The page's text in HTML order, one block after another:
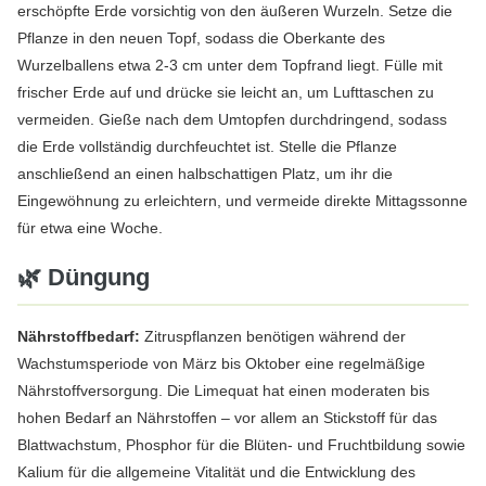
erschöpfte Erde vorsichtig von den äußeren Wurzeln. Setze die
Pflanze in den neuen Topf, sodass die Oberkante des
Wurzelballens etwa 2-3 cm unter dem Topfrand liegt. Fülle mit
frischer Erde auf und drücke sie leicht an, um Lufttaschen zu
vermeiden. Gieße nach dem Umtopfen durchdringend, sodass
die Erde vollständig durchfeuchtet ist. Stelle die Pflanze
anschließend an einen halbschattigen Platz, um ihr die
Eingewöhnung zu erleichtern, und vermeide direkte Mittagssonne
für etwa eine Woche.
🌿 Düngung
Nährstoffbedarf: Zitruspflanzen benötigen während der
Wachstumsperiode von März bis Oktober eine regelmäßige
Nährstoffversorgung. Die Limequat hat einen moderaten bis
hohen Bedarf an Nährstoffen – vor allem an Stickstoff für das
Blattwachstum, Phosphor für die Blüten- und Fruchtbildung sowie
Kalium für die allgemeine Vitalität und die Entwicklung des